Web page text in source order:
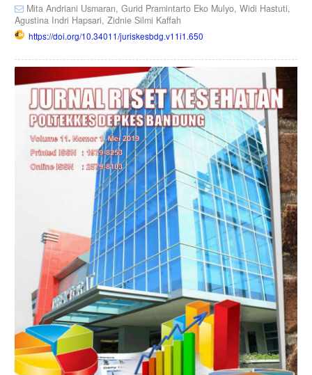
Mita Andriani Usmaran, Gurid Pramintarto Eko Mulyo, Widi Hastuti,
Agustina Indri Hapsari, Zidnie Silmi Kaffah
https://doi.org/10.34011/juriskesbdg.v11i1.650
Article
Sidebar